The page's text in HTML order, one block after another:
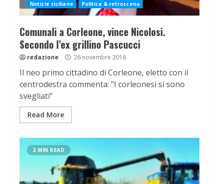
Notizie siciliane Politica & retroscena
Comunali a Corleone, vince Nicolosi.
Secondo l’ex grillino Pascucci
redazione 26 novembre 2018
Il neo primo cittadino di Corleone, eletto con il
centrodestra commenta: "I corleonesi si sono
svegliati"
Read More
2 MIN READ